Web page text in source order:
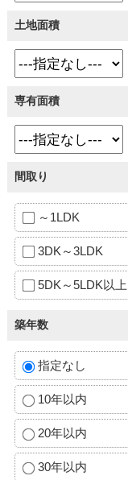
土地面積
専有面積
間取り
～1LDK
3DK～3LDK
5DK～5LDK以上
築年数
指定なし
10年以内
20年以内
30年以内